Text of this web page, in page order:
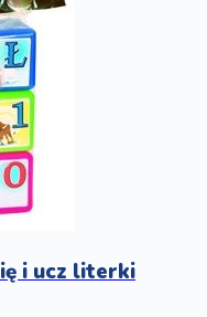
i ucz literki